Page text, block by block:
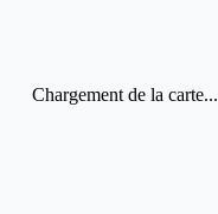
Chargement de la carte...